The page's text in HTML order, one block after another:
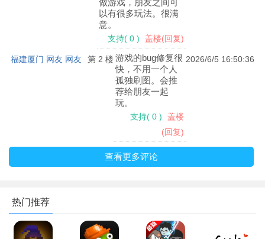
3、使用技能可以提高捕鱼倍率
以有很多玩法。很满
意。
支持( 0 ) 盖楼(回复)
第 2 楼
福建厦门 网友 网友 2026/6/5 16:50:36
游戏的bug修复很
快，不用一个人
孤独刷图。会推
荐给朋友一起
玩。
支持( 0 )
盖楼
(回复)
查看更多评论
热门推荐